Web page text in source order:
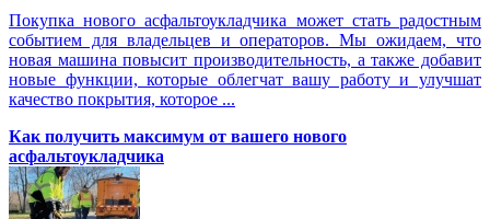
Покупка нового асфальтоукладчика может стать радостным
событием для владельцев и операторов. Мы ожидаем, что
новая машина повысит производительность, а также добавит
новые функции, которые облегчат вашу работу и улучшат
качество покрытия, которое ...
Как получить максимум от вашего нового
асфальтоукладчика